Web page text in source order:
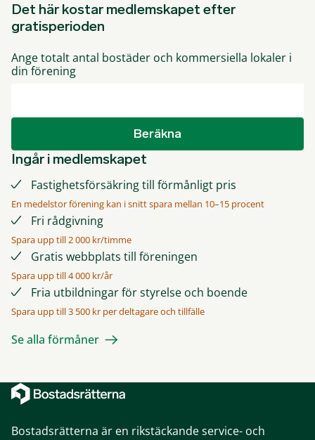
Det här kostar medlemskapet efter
gratisperioden
Ange totalt antal bostäder och kommersiella lokaler i
din förening
Beräkna
Ingår i medlemskapet
Fastighetsförsäkring till förmånligt pris
En medelstor förening kan i snitt spara mellan 10–15 procent
Fri rådgivning
Spara upp till 2 000 kr/timme
Gratis webbplats till föreningen
Spara upp till 4 000 kr/år
Fria utbildningar för styrelse och boende
Spara upp till 3 500 kr per deltagare och tillfälle
Se alla förmåner
Bostadsrätterna är en rikstäckande service- och